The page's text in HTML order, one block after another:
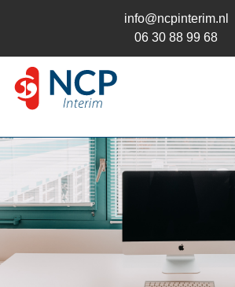
info@ncpinterim.nl
06 30 88 99 68
NCP Interim
Interim / RPO
Opdrachtgever
Kandidaat